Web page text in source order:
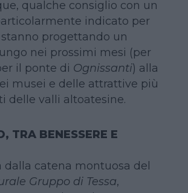
qualche consiglio con un
indicato per
progettando un
nei prossimi mesi (per
il ponte di Ognissanti) alla
musei e delle attrattive più
delle valli altoatesine.
TRA BENESSERE E
dalla catena montuosa del
Gruppo di Tessa,